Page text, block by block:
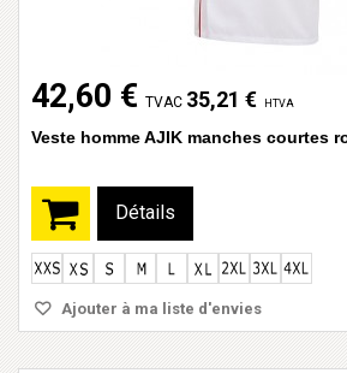
42,60 € TVAC 35,21 € HTVA
Veste homme AJIK manches courtes
Détails
Ajouter à ma liste d'envies